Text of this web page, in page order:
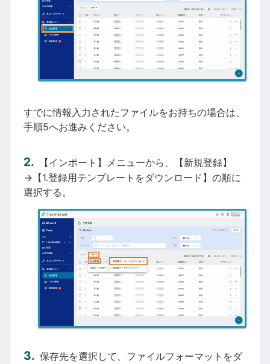
すでに情報入力されたファイルをお持ちの場合は、
手順5へお進みください。
【インポート】メニューから、【新規登録】
→【1.登録用テンプレートをダウンロード】の順に
選択する。
保存先を選択して、ファイルフォーマットをダ